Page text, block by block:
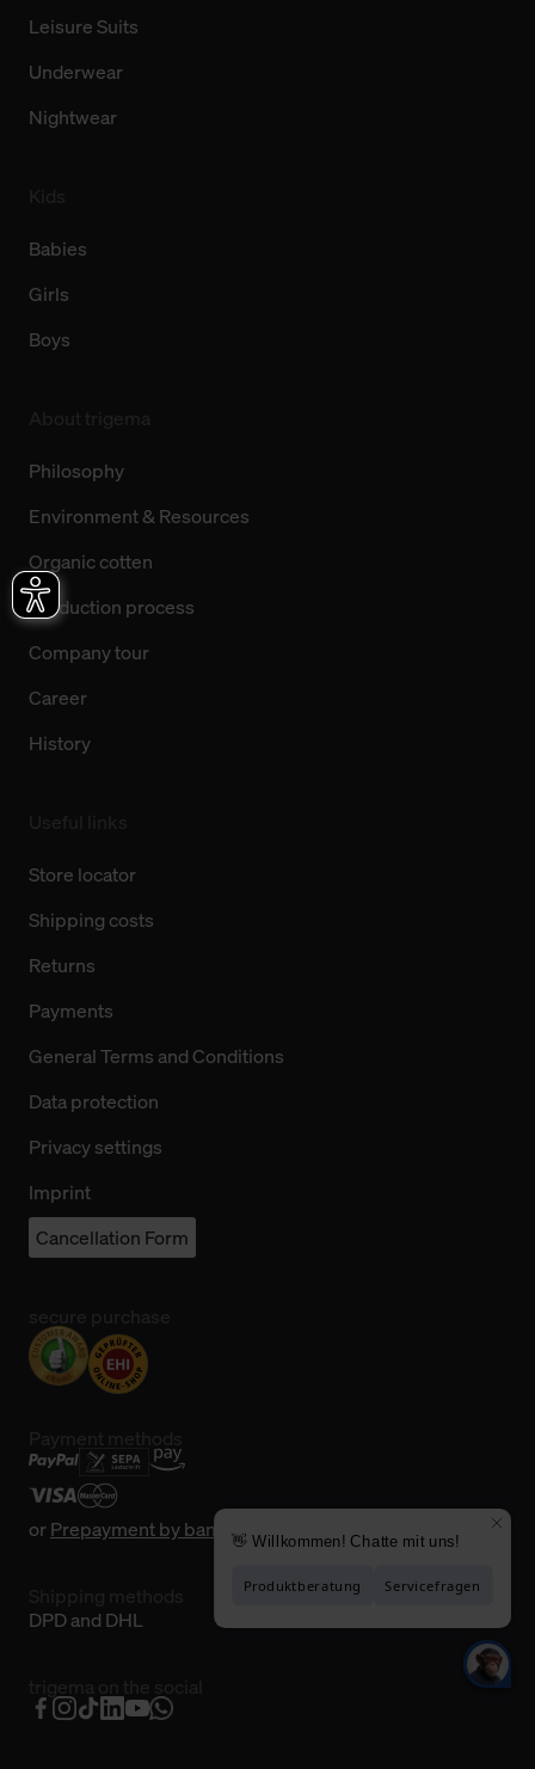
Leisure Suits
Underwear
Nightwear
Babies
Girls
Boys
Philosophy
Environment & Resources
Organic cotten
Production process
Company tour
Career
History
Store locator
Shipping costs
Returns
Payments
General Terms and Conditions
Data protection
Privacy settings
Imprint
Cancellation Form
orPrepayment by bank transfer
DPD and DHL